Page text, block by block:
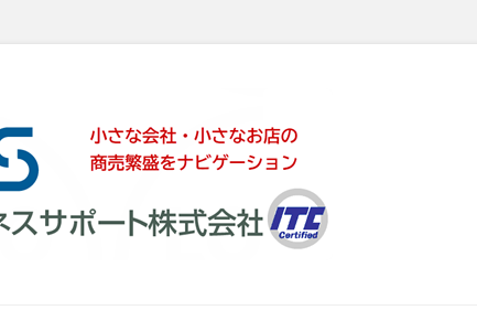
ート株式会社